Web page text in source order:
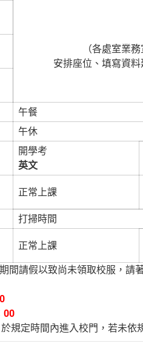
（各處室業
安排座位、填寫資
午餐
午休
開學考
英文
正常上課
打掃時間
正常上課
間請假以致尚未領取校服，請
00
規定時間內進入校門，若未